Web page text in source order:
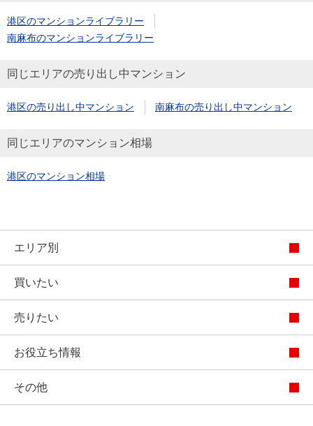
港区のマンションライブラリー
南麻布のマンションライブラリー
同じエリアの売り出し中マンション
港区の売り出し中マンション 南麻布の売り出し中マンション
同じエリアのマンション相場
港区のマンション相場
エリア別
買いたい
売りたい
お役立ち情報
その他